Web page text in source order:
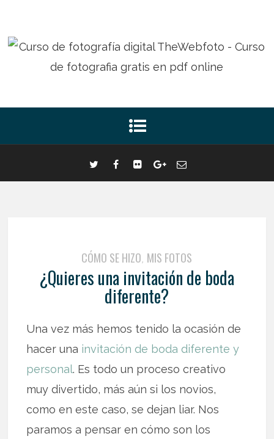
CÓMO SE HIZO, MIS FOTOS
¿Quieres una invitación de boda
diferente?
Una vez más hemos tenido la ocasión de
hacer una invitación de boda diferente y
personal. Es todo un proceso creativo
muy divertido, más aún si los novios,
como en este caso, se dejan liar. Nos
paramos a pensar en cómo son los